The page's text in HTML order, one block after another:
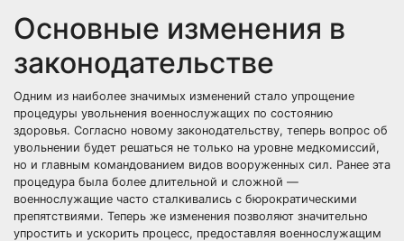
Основные изменения в
законодательстве
Одним из наиболее значимых изменений стало упрощение
процедуры увольнения военнослужащих по состоянию
здоровья. Согласно новому законодательству, теперь вопрос об
увольнении будет решаться не только на уровне медкомиссий,
но и главным командованием видов вооруженных сил. Ранее эта
процедура была более длительной и сложной —
военнослужащие часто сталкивались с бюрократическими
препятствиями. Теперь же изменения позволяют значительно
упростить и ускорить процесс, предоставляя военнослужащим